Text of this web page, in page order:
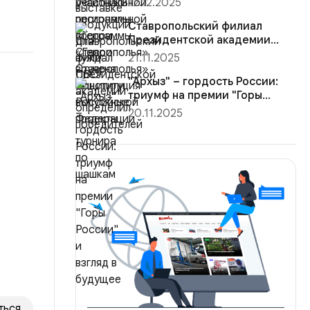
Конституция Ро...
12.12.2025
Ставропольский филиал
Президентской академии
определил победителей
турнира ...
21.11.2025
"Архыз" – гордость России:
триумф на премии "Горы
России"...
20.11.2025